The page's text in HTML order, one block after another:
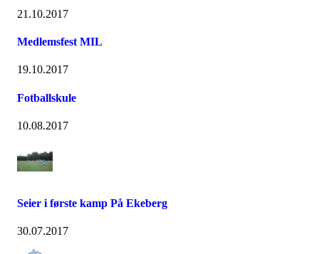
21.10.2017
Medlemsfest MIL
19.10.2017
Fotballskule
10.08.2017
Seier i første kamp På Ekeberg
30.07.2017